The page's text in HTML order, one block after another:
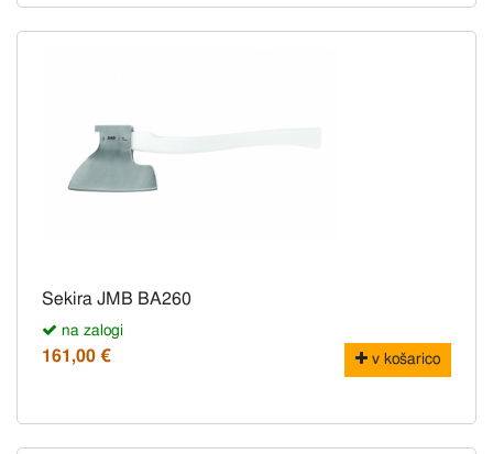
Sekira JMB BA260
na zalogi
161,00 € v košarico